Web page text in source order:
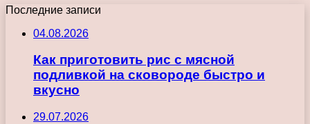
Последние записи
04.08.2026
Как приготовить рис с мясной
подливкой на сковороде быстро и
вкусно
29.07.2026